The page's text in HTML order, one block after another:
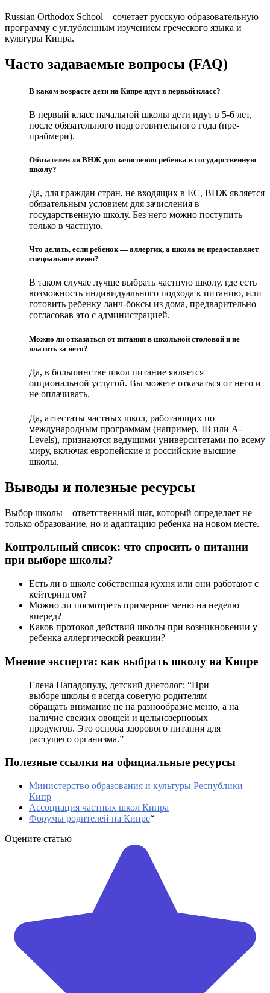
Russian Orthodox School – сочетает русскую образовательную
программу с углубленным изучением греческого языка и
культуры Кипра.
Часто задаваемые вопросы (FAQ)
В каком возрасте дети на Кипре идут в первый класс?
В первый класс начальной школы дети идут в 5-6 лет,
после обязательного подготовительного года (пре-
праймери).
Обязателен ли ВНЖ для зачисления ребенка в государственную
школу?
Да, для граждан стран, не входящих в ЕС, ВНЖ является
обязательным условием для зачисления в
государственную школу. Без него можно поступить
только в частную.
Что делать, если ребенок — аллергик, а школа не предоставляет
специальное меню?
В таком случае лучше выбрать частную школу, где есть
возможность индивидуального подхода к питанию, или
готовить ребенку ланч-боксы из дома, предварительно
согласовав это с администрацией.
Можно ли отказаться от питания в школьной столовой и не
платить за него?
Да, в большинстве школ питание является
опциональной услугой. Вы можете отказаться от него и
не оплачивать.
Да, аттестаты частных школ, работающих по
международным программам (например, IB или A-
Levels), признаются ведущими университетами по всему
миру, включая европейские и российские высшие
школы.
Выводы и полезные ресурсы
Выбор школы – ответственный шаг, который определяет не
только образование, но и адаптацию ребенка на новом месте.
Контрольный список: что спросить о питании
при выборе школы?
Есть ли в школе собственная кухня или они работают с
кейтерингом?
Можно ли посмотреть примерное меню на неделю
вперед?
Каков протокол действий школы при возникновении у
ребенка аллергической реакции?
Мнение эксперта: как выбрать школу на Кипре
Елена Пападопулу, детский диетолог: “При
выборе школы я всегда советую родителям
обращать внимание не на разнообразие меню, а на
наличие свежих овощей и цельнозерновых
продуктов. Это основа здорового питания для
растущего организма.”
Полезные ссылки на официальные ресурсы
Министерство образования и культуры Республики
Кипр
Ассоциация частных школ Кипра
Форумы родителей на Кипре“
Оцените статью